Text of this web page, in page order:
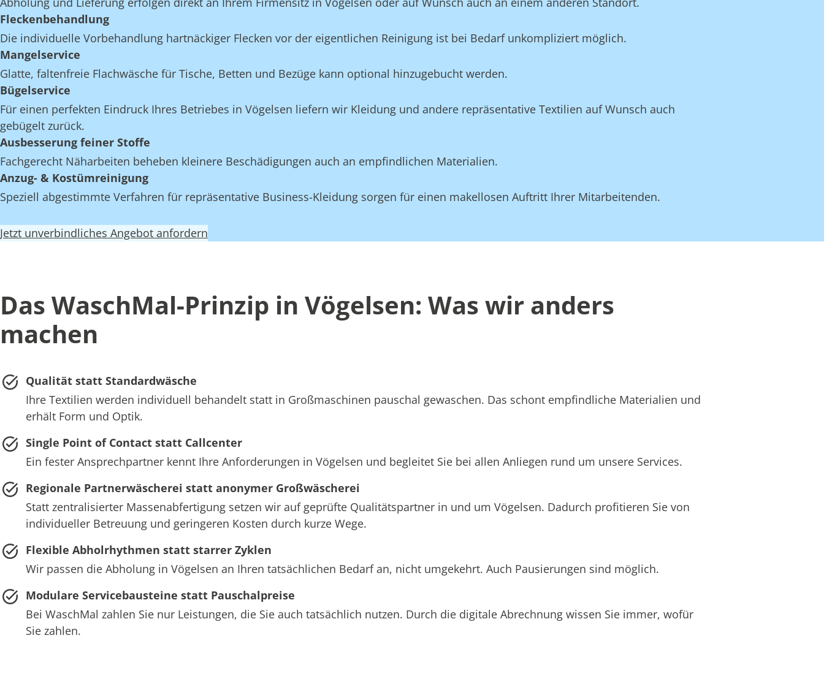
Fleckenbehandlung
Die individuelle Vorbehandlung hartnäckiger Flecken vor der eigentlichen Reinigung ist bei Bedarf unkompliziert möglich.
Mangelservice
Glatte, faltenfreie Flachwäsche für Tische, Betten und Bezüge kann optional hinzugebucht werden.
Bügelservice
Für einen perfekten Eindruck Ihres Betriebes in Vögelsen liefern wir Kleidung und andere repräsentative Textilien auf Wunsch auch
gebügelt zurück.
Ausbesserung feiner Stoffe
Fachgerecht Näharbeiten beheben kleinere Beschädigungen auch an empfindlichen Materialien.
Anzug- & Kostümreinigung
Speziell abgestimmte Verfahren für repräsentative Business-Kleidung sorgen für einen makellosen Auftritt Ihrer Mitarbeitenden.
Jetzt unverbindliches Angebot anfordern
Das WaschMal-Prinzip in Vögelsen: Was wir anders
machen
Qualität statt Standardwäsche
Ihre Textilien werden individuell behandelt statt in Großmaschinen pauschal gewaschen. Das schont empfindliche Materialien und
erhält Form und Optik.
Single Point of Contact statt Callcenter
Ein fester Ansprechpartner kennt Ihre Anforderungen in Vögelsen und begleitet Sie bei allen Anliegen rund um unsere Services.
Regionale Partnerwäscherei statt anonymer Großwäscherei
Statt zentralisierter Massenabfertigung setzen wir auf geprüfte Qualitätspartner in und um Vögelsen. Dadurch profitieren Sie von
individueller Betreuung und geringeren Kosten durch kurze Wege.
Flexible Abholrhythmen statt starrer Zyklen
Wir passen die Abholung in Vögelsen an Ihren tatsächlichen Bedarf an, nicht umgekehrt. Auch Pausierungen sind möglich.
Modulare Servicebausteine statt Pauschalpreise
Bei WaschMal zahlen Sie nur Leistungen, die Sie auch tatsächlich nutzen. Durch die digitale Abrechnung wissen Sie immer, wofür
Sie zahlen.